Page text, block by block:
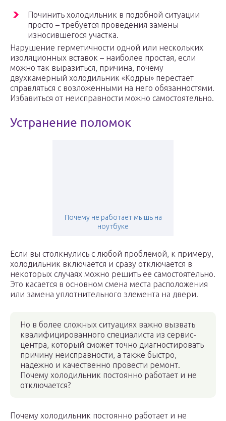
Починить холодильник в подобной ситуации
просто – требуется проведения замены
износившегося участка.
Нарушение герметичности одной или нескольких
изоляционных вставок – наиболее простая, если
можно так выразиться, причина, почему
двухкамерный холодильник «Кодры» перестает
справляться с возложенными на него обязанностями.
Избавиться от неисправности можно самостоятельно.
Устранение поломок
Почему не работает мышь на
ноутбуке
Если вы столкнулись с любой проблемой, к примеру,
холодильник включается и сразу отключается в
некоторых случаях можно решить ее самостоятельно.
Это касается в основном смена места расположения
или замена уплотнительного элемента на двери.
Но в более сложных ситуациях важно вызвать
квалифицированного специалиста из сервис-
центра, который сможет точно диагностировать
причину неисправности, а также быстро,
надежно и качественно провести ремонт.
Почему холодильник постоянно работает и не
отключается?
Почему холодильник постоянно работает и не